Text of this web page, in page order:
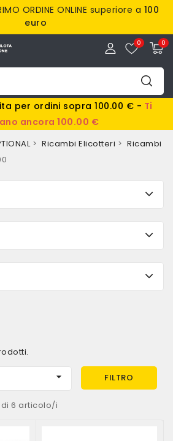
ORDINE ONLINE superiore a 100
euro
0
0
per ordini sopra 100.00 € - Ti
ancora 100.00 €
Ricambi Elicotteri
Ricambi
 FILTRO
6 articolo/i